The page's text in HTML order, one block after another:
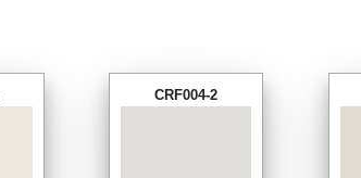
CRF004-2